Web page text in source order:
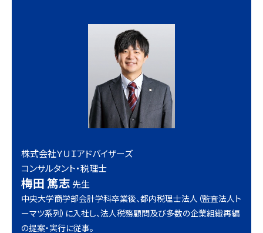
株式会社ＹＵＩアドバイザーズ
コンサルタント・税理士
梅田 篤志 先生
中央大学商学部会計学科卒業後、都内税理士法人（監査法人ト
ーマツ系列）に入社し、法人税務顧問及び多数の企業組織再編
の提案・実行に従事。